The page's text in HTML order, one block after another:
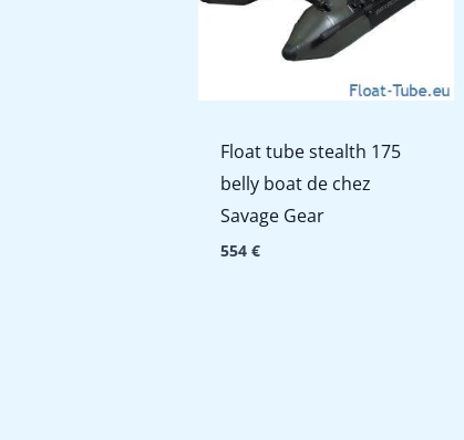
Float tube stealth 175
belly boat de chez
Savage Gear
554 €